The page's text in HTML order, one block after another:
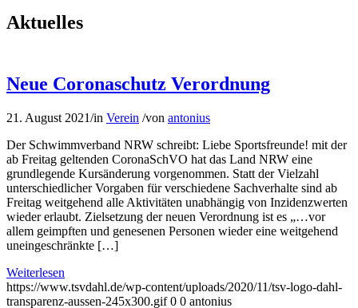
Aktuelles
Neue Coronaschutz Verordnung
21. August 2021/in Verein /von antonius
Der Schwimmverband NRW schreibt: Liebe Sportsfreunde! mit der
ab Freitag geltenden CoronaSchVO hat das Land NRW eine
grundlegende Kursänderung vorgenommen. Statt der Vielzahl
unterschiedlicher Vorgaben für verschiedene Sachverhalte sind ab
Freitag weitgehend alle Aktivitäten unabhängig von Inzidenzwerten
wieder erlaubt. Zielsetzung der neuen Verordnung ist es „…vor
allem geimpften und genesenen Personen wieder eine weitgehend
uneingeschränkte […]
Weiterlesen
https://www.tsvdahl.de/wp-content/uploads/2020/11/tsv-logo-dahl-
transparenz-aussen-245x300.gif 0 0 antonius